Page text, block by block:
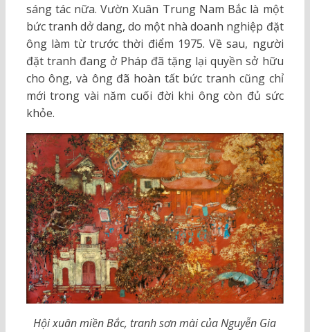
sáng tác nữa. Vườn Xuân Trung Nam Bắc là một
bức tranh dở dang, do một nhà doanh nghiệp đặt
ông làm từ trước thời điểm 1975. Về sau, người
đặt tranh đang ở Pháp đã tặng lại quyền sở hữu
cho ông, và ông đã hoàn tất bức tranh cũng chỉ
mới trong vài năm cuối đời khi ông còn đủ sức
khỏe.
Hội xuân miền Bắc, tranh sơn mài của Nguyễn Gia